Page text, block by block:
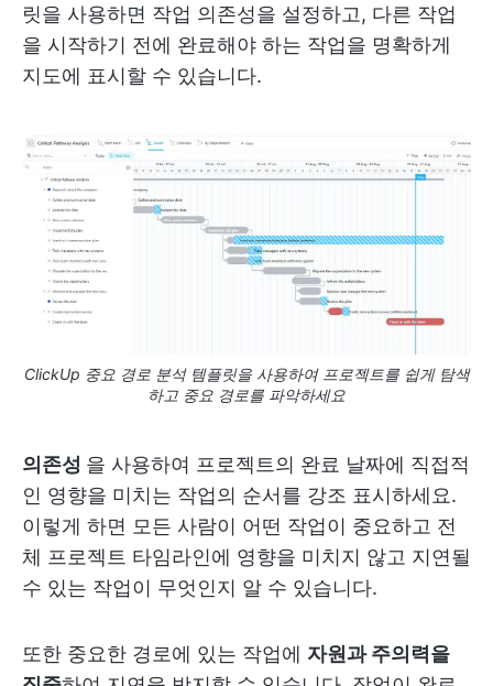
릿을 사용하면 작업 의존성을 설정하고, 다른 작업
을 시작하기 전에 완료해야 하는 작업을 명확하게
지도에 표시할 수 있습니다.
ClickUp 중요 경로 분석 템플릿을 사용하여 프로젝트를 쉽게 탐색
하고 중요 경로를 파악하세요
의존성 을 사용하여 프로젝트의 완료 날짜에 직접적
인 영향을 미치는 작업의 순서를 강조 표시하세요.
이렇게 하면 모든 사람이 어떤 작업이 중요하고 전
체 프로젝트 타임라인에 영향을 미치지 않고 지연될
수 있는 작업이 무엇인지 알 수 있습니다.
또한 중요한 경로에 있는 작업에 자원과 주의력을